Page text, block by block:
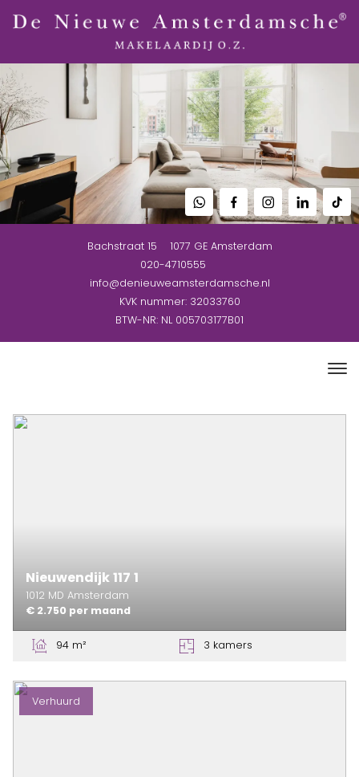
Bachstraat 15 1077 GE Amsterdam
020-4710555
info@denieuweamsterdamsche.nl
KVK nummer: 32033760
BTW-NR: NL 005703177B01
Nieuwendijk117 1
1012 MD Amsterdam
€ 2.750 per maand
94 m² 3 kamers
Verhuurd